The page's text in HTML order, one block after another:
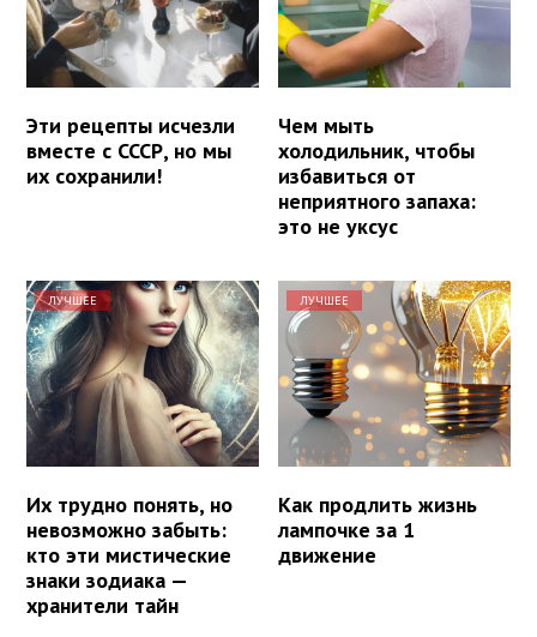
Эти рецепты исчезли
вместе с СССР, но мы
их сохранили!
Чем мыть
холодильник, чтобы
избавиться от
неприятного запаха:
это не уксус
ЛУЧШЕЕ
Их трудно понять, но
невозможно забыть:
кто эти мистические
знаки зодиака —
хранители тайн
ЛУЧШЕЕ
Как продлить жизнь
лампочке за 1
движение